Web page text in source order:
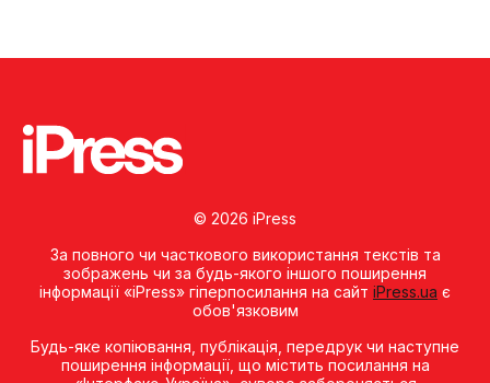
© 2026 iPress
За повного чи часткового використання текстів та
зображень чи за будь-якого іншого поширення
інформації «iPress» гіперпосилання на сайт iPress.ua є
обов'язковим
Будь-яке копiювання, публiкацiя, передрук чи наступне
поширення iнформацiї, що мiстить посилання на